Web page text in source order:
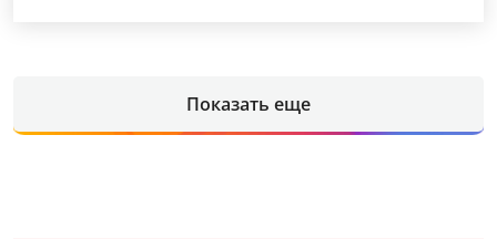
Показать еще